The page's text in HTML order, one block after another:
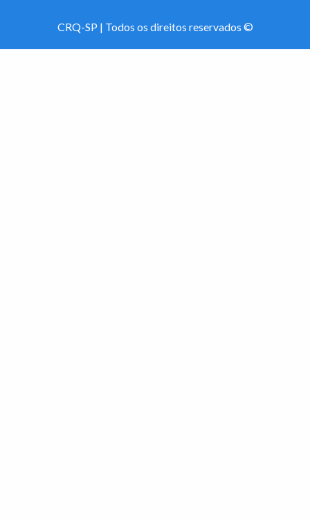
CRQ-SP | Todos os direitos reservados ©